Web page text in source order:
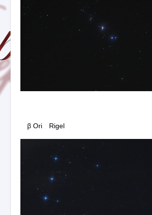
β Ori Rigel